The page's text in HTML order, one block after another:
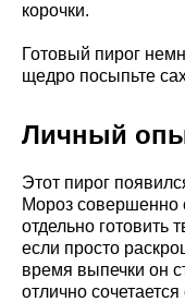
корочки.
Готовый пирог
щедро посыпьте
Личный
Этот пирог
Мороз совершенно
отдельно готовить
если просто
время выпечки он
отлично